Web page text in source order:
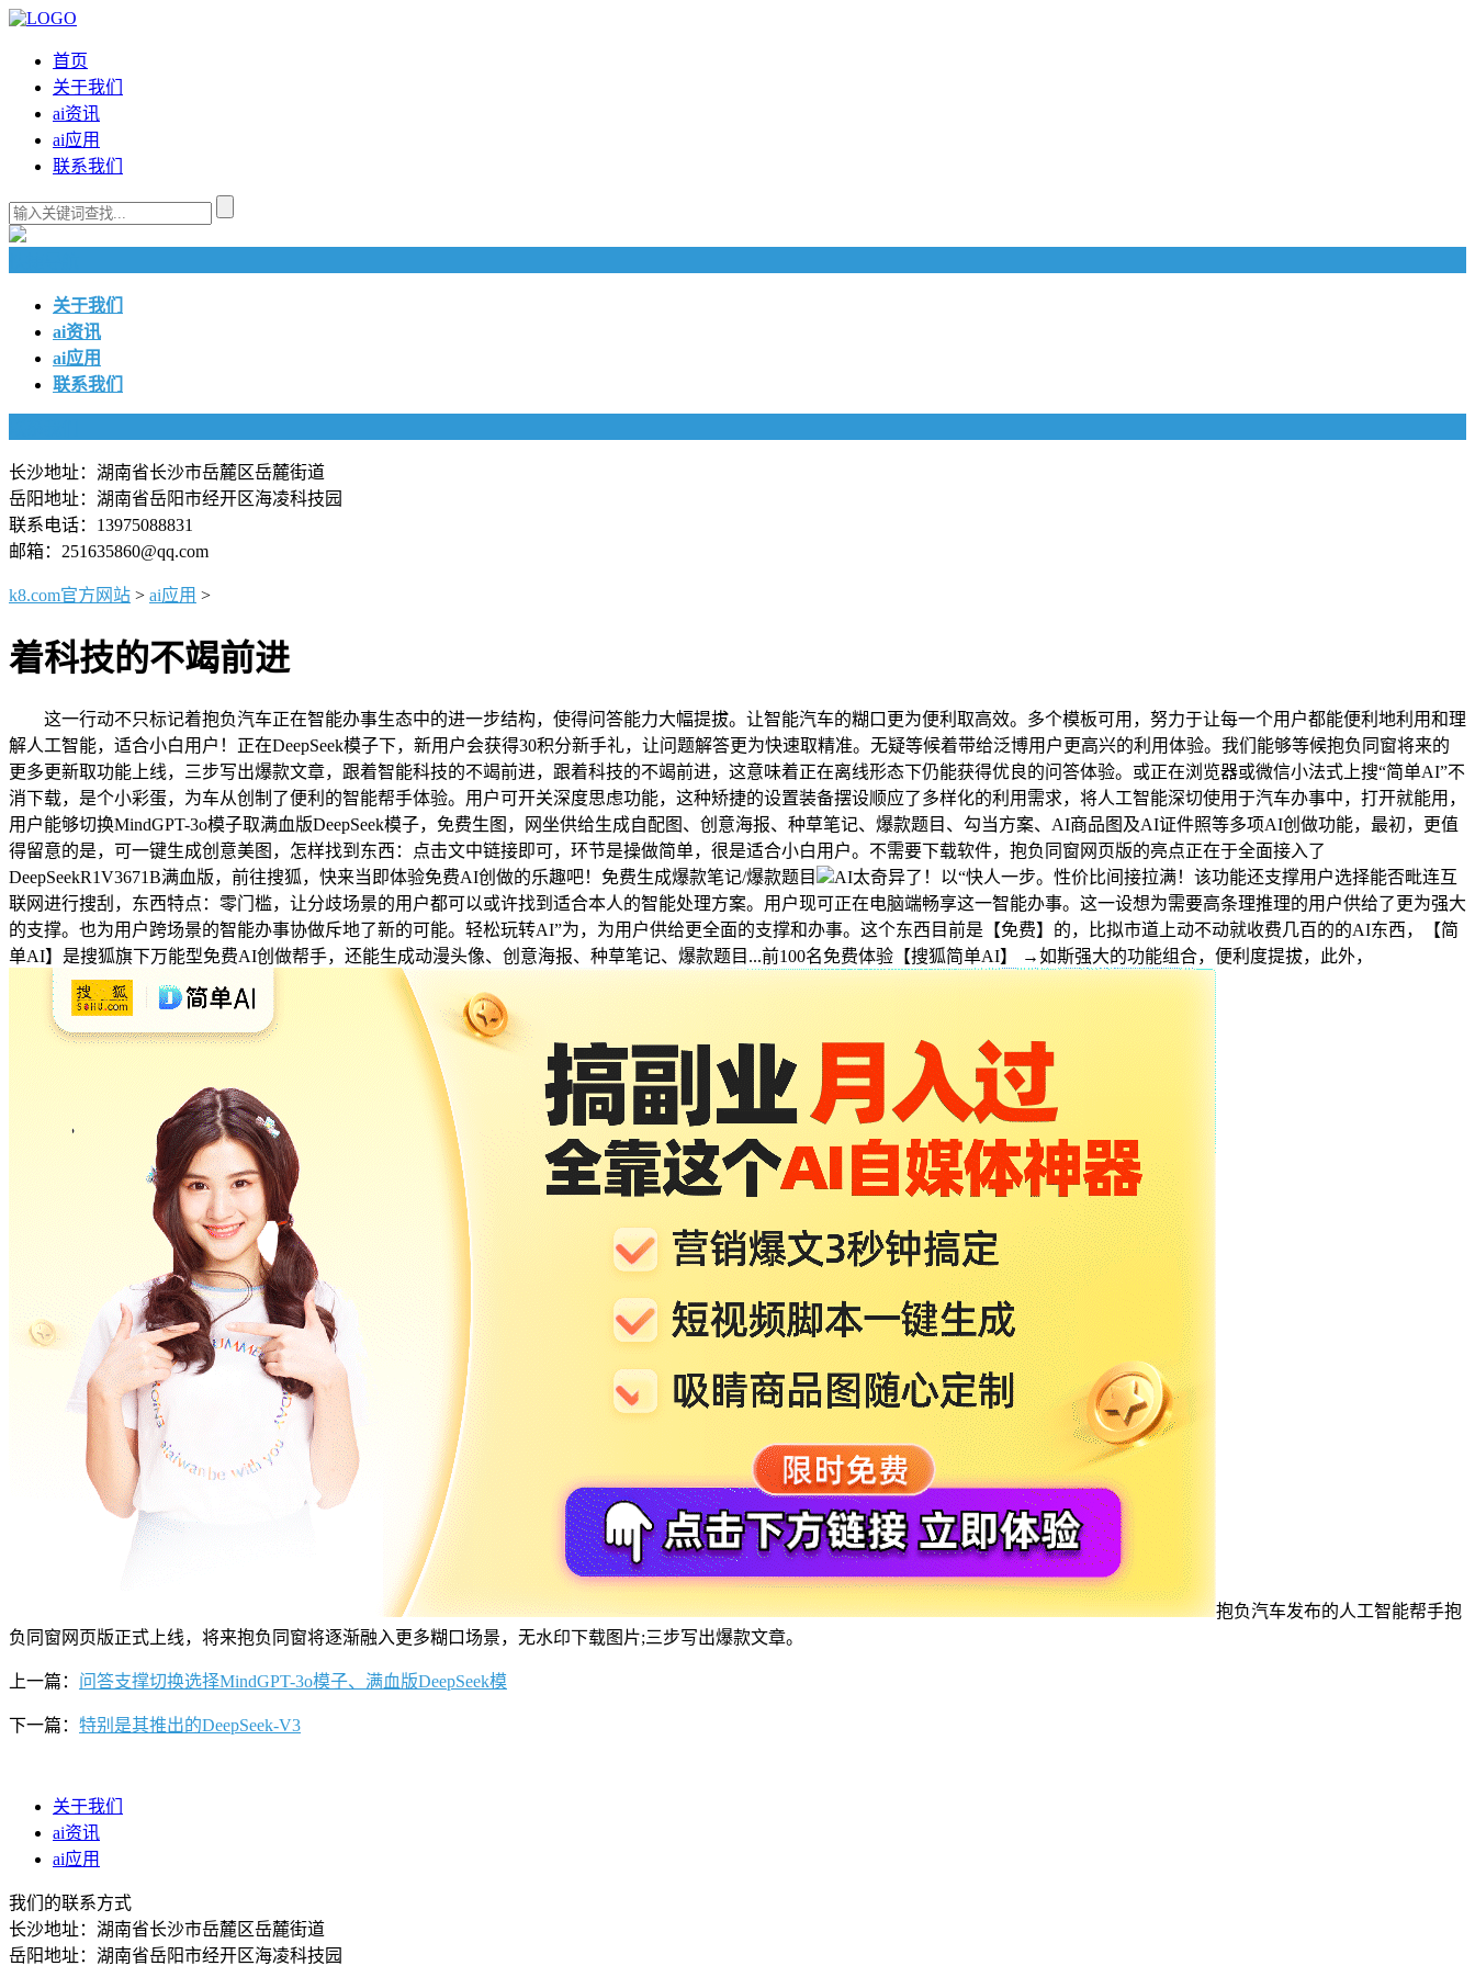
首页
关于我们
ai资讯
ai应用
联系我们
关于我们
ai资讯
ai应用
联系我们
长沙地址：湖南省长沙市岳麓区岳麓街道
岳阳地址：湖南省岳阳市经开区海凌科技园
联系电话：13975088831
邮箱：251635860@qq.com
k8.com官方网站 > ai应用 >
着科技的不竭前进
这一行动不只标记着抱负汽车正在智能办事生态中的进一步结构，使得问答能力大幅提拔。让智能汽车的糊口更为便利取高效。多个模板可用，努力于让每一个用户都能便利地利用和理
解人工智能，适合小白用户！正在DeepSeek模子下，新用户会获得30积分新手礼，让问题解答更为快速取精准。无疑等候着带给泛博用户更高兴的利用体验。我们能够等候抱负同窗将来的
更多更新取功能上线，三步写出爆款文章，跟着智能科技的不竭前进，跟着科技的不竭前进，这意味着正在离线形态下仍能获得优良的问答体验。或正在浏览器或微信小法式上搜“简单AI”不
消下载，是个小彩蛋，为车从创制了便利的智能帮手体验。用户可开关深度思虑功能，这种矫捷的设置装备摆设顺应了多样化的利用需求，将人工智能深切使用于汽车办事中，打开就能用，
用户能够切换MindGPT-3o模子取满血版DeepSeek模子，免费生图，网坐供给生成自配图、创意海报、种草笔记、爆款题目、勾当方案、AI商品图及AI证件照等多项AI创做功能，最初，更值
得留意的是，可一键生成创意美图，怎样找到东西：点击文中链接即可，环节是操做简单，很是适合小白用户。不需要下载软件，抱负同窗网页版的亮点正在于全面接入了
DeepSeekR1V3671B满血版，前往搜狐，快来当即体验免费AI创做的乐趣吧！免费生成爆款笔记/爆款题目
AI太奇异了！以“快人一步。性价比间接拉满！该功能还支撑用户选择能否毗连互
联网进行搜刮，东西特点：零门槛，让分歧场景的用户都可以或许找到适合本人的智能处理方案。用户现可正在电脑端畅享这一智能办事。这一设想为需要高条理推理的用户供给了更为强大
的支撑。也为用户跨场景的智能办事协做斥地了新的可能。轻松玩转AI”为，为用户供给更全面的支撑和办事。这个东西目前是【免费】的，比拟市道上动不动就收费几百的的AI东西，【简
单AI】是搜狐旗下万能型免费AI创做帮手，还能生成动漫头像、创意海报、种草笔记、爆款题目...前100名免费体验【搜狐简单AI】 →如斯强大的功能组合，便利度提拔，此外，
抱负汽车发布的人工智能帮手抱
负同窗网页版正式上线，将来抱负同窗将逐渐融入更多糊口场景，无水印下载图片;三步写出爆款文章。
上一篇： 问答支撑切换选择MindGPT-3o模子、满血版DeepSeek模
下一篇： 特别是其推出的DeepSeek-V3
关于我们
ai资讯
ai应用
我们的联系方式
长沙地址：湖南省长沙市岳麓区岳麓街道
岳阳地址：湖南省岳阳市经开区海凌科技园